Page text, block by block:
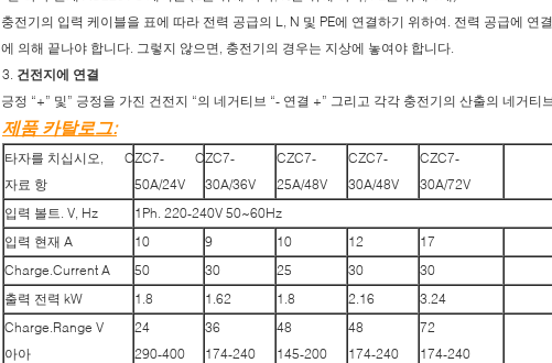
충전기의 입력 케이블을 표에 따라 전력 공급의 L, N 및 PE에 연결하기 위하여. 전력 공급에 연
에 의해 끝나야 합니다. 그렇지 않으면, 충전기의 경우는 지상에 놓여야 합니다.
3. 건전지에 연결
긍정 “+” 및” 긍정을 가진 건전지 “의 네거티브 “- 연결 +” 그리고 각각 충전기의 산출의 네거티
제품 카탈로그:
타자를 치십시오,
자료 항
CZC7-
50A/24V
CZC7-
30A/36V
CZC7-
25A/48V
CZC7-
30A/48V
CZC7-
30A/72V
입력 볼트. V, Hz
1Ph. 220-240V 50~60Hz
입력 현재 A
10 9 10 12
17
Charge.Current A
50 30 25 30
30
출력 전력 kW
1.8 1.62 1.8 2.16
3.24
Charge.Range V
아아
24
290-400
36
174-240
48
145-200
48
174-240
72
174-240